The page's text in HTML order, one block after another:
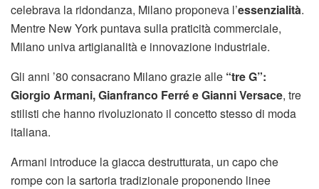
celebrava la ridondanza, Milano proponeva l’essenzialità.
Mentre New York puntava sulla praticità commerciale,
Milano univa artigianalità e innovazione industriale.
Gli anni ’80 consacrano Milano grazie alle “tre G”:
Giorgio Armani, Gianfranco Ferré e Gianni Versace, tre
stilisti che hanno rivoluzionato il concetto stesso di moda
italiana.
Armani introduce la giacca destrutturata, un capo che
rompe con la sartoria tradizionale proponendo linee